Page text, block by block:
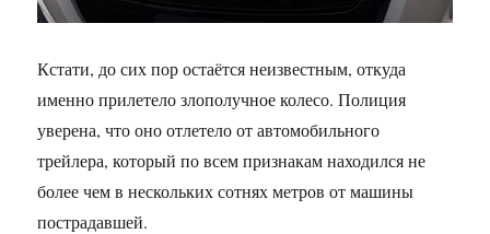
Кстати, до сих пор остаётся неизвестным, откуда
именно прилетело злополучное колесо. Полиция
уверена, что оно отлетело от автомобильного
трейлера, который по всем признакам находился не
более чем в нескольких сотнях метров от машины
пострадавшей.